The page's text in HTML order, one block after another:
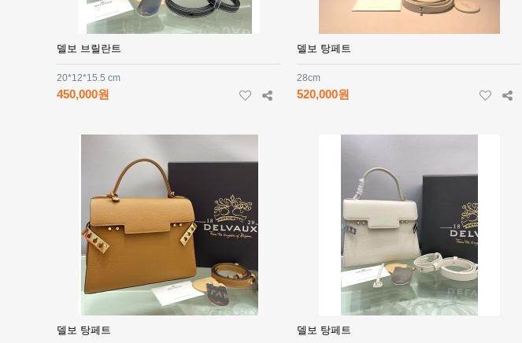
델보 브릴란트
20*12*15.5 cm
450,000원
델보 탕페트
28cm
520,000원
델보 탕페트 델보 탕페트